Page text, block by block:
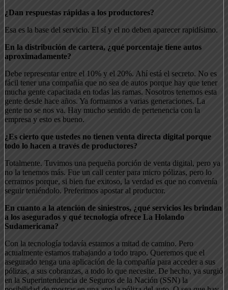
¿Dan respuestas rápidas a los productores?
Esa es la base del servicio. El sí y el no deben aparecer rapidísimo.
En la distribución de cartera, ¿qué porcentaje tiene autos
aproximadamente?
Debe representar entre el 10% y el 20%. Ahí está el secreto. No es
fácil tener una compañía que no sea de autos porque hay que tener
mucha gente capacitada en todas las ramas. Nosotros tenemos esta
gente desde hace años. Ya formamos a varias generaciones. La
gente no se nos va. Hay mucho sentido de pertenencia con la
empresa y esto es bueno.
¿Es cierto que ustedes no tienen venta directa digital porque
todo lo hacen a través de productores?
Totalmente. Tuvimos una pequeña porción de venta digital, pero ya
no la tenemos más. Fue un call center para micro pólizas, pero lo
cerramos porque, si bien fue exitoso, la verdad es que no convenía
seguir teniéndolo. Preferimos apostar al productor.
En cuanto a la atención de siniestros, ¿qué servicios les brindan
a los asegurados y qué tecnología ofrece La Holando
Sudamericana?
Con la tecnología todavía estamos a mitad de camino. Pero
actualmente estamos trabajando a todo trapo. Queremos que el
asegurado tenga una aplicación de la compañía para acceder a sus
pólizas, a sus cobranzas, a todo lo que necesite. De hecho, ya surgió
en la Superintendencia de Seguros de la Nación (SSN) la